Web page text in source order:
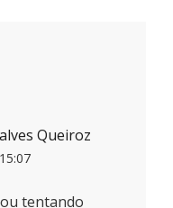
Queiroz
tentando